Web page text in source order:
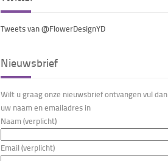
Tweets van @FlowerDesignYD
Nieuwsbrief
Wilt u graag onze nieuwsbrief ontvangen vul dan
uw naam en emailadres in
Naam (verplicht)
Email (verplicht)